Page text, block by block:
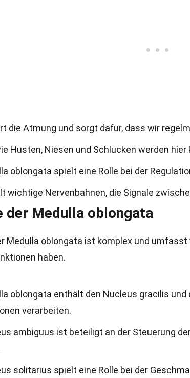
die Atmung und sorgt dafür, dass wir
Husten, Niesen und Schlucken werden hier
oblongata spielt eine Rolle bei der
wichtige Nervenbahnen, die Signale
der Medulla oblongata
Medulla oblongata ist komplex und umfasst
haben.
oblongata enthält den Nucleus gracilis
verarbeiten.
ambiguus ist beteiligt an der Steuerung
solitarius spielt eine Rolle bei der